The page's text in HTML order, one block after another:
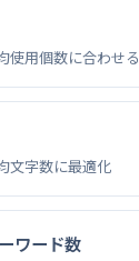
使用個数に合わせる
文字数に最適化
ワード数